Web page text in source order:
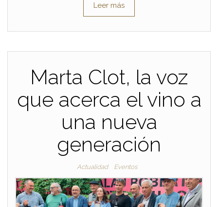
Leer más
Marta Clot, la voz
que acerca el vino a
una nueva
generación
Actualidad Eventos